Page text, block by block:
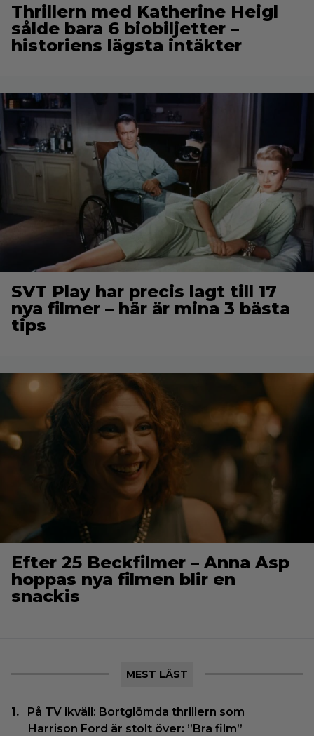
Thrillern med Katherine Heigl
sålde bara 6 biobiljetter –
historiens lägsta intäkter
SVT Play har precis lagt till 17
nya filmer – här är mina 3 bästa
tips
Efter 25 Beckfilmer – Anna Asp
hoppas nya filmen blir en
snackis
MEST LÄST
På TV ikväll: Bortglömda thrillern som
Harrison Ford är stolt över: ”Bra film”